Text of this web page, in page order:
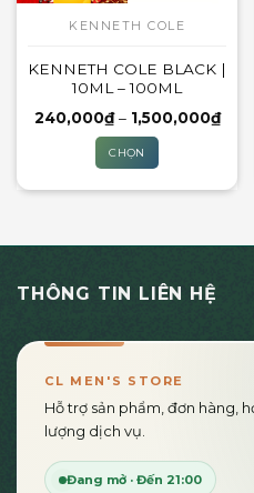
KENNETH COLE
KENNETH COLE BLACK |
10ML – 100ML
240,000₫ – 1,500,000₫
giá:
CHỌN
có
biến
Các
chọn
có
thể
được
chọn
THÔNG TIN LIÊN HỆ
CL MEN'S STORE
Hỗ trợ sản phẩm, đơn hàng,
lượng dịch vụ.
Đang mở · Đến 21:00